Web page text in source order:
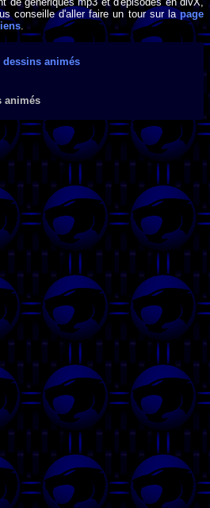
conseille d'aller faire un tour sur lapage
.
dessins animés
animés